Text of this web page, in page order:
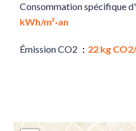
Consommation spécifique
kWh/m²·an
Émission CO2 22 kg